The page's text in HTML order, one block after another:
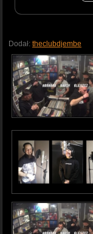
Dodał: theclubdjembe